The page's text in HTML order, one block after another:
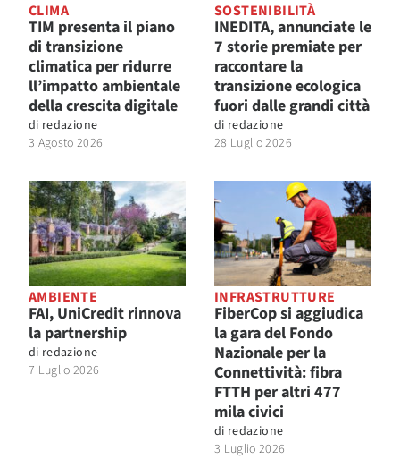
CLIMA
TIM presenta il piano
di transizione
climatica per ridurre
ll’impatto ambientale
della crescita digitale
di redazione
3 Agosto 2026
SOSTENIBILITÀ
INEDITA, annunciate le
7 storie premiate per
raccontare la
transizione ecologica
fuori dalle grandi città
di redazione
28 Luglio 2026
AMBIENTE
FAI, UniCredit rinnova
la partnership
di redazione
7 Luglio 2026
INFRASTRUTTURE
FiberCop si aggiudica
la gara del Fondo
Nazionale per la
Connettività: fibra
FTTH per altri 477
mila civici
di redazione
3 Luglio 2026